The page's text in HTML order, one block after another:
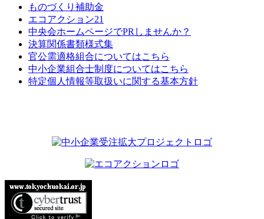
ものづくり補助金
エコアクション21
中央会ホームページでPRしませんか？
決算関係書類様式集
官公需適格組合についてはこちら
中小企業組合士制度についてはこちら
特定個人情報等取扱いに関する基本方針